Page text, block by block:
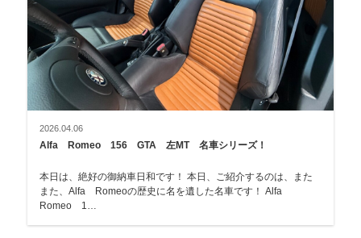
2026.04.06
Alfa Romeo 156 GTA 左MT 名車シリーズ！
本日は、絶好の御納車日和です！ 本日、ご紹介するのは、また
また、Alfa Romeoの歴史に名を遺した名車です！ Alfa
Romeo 1…